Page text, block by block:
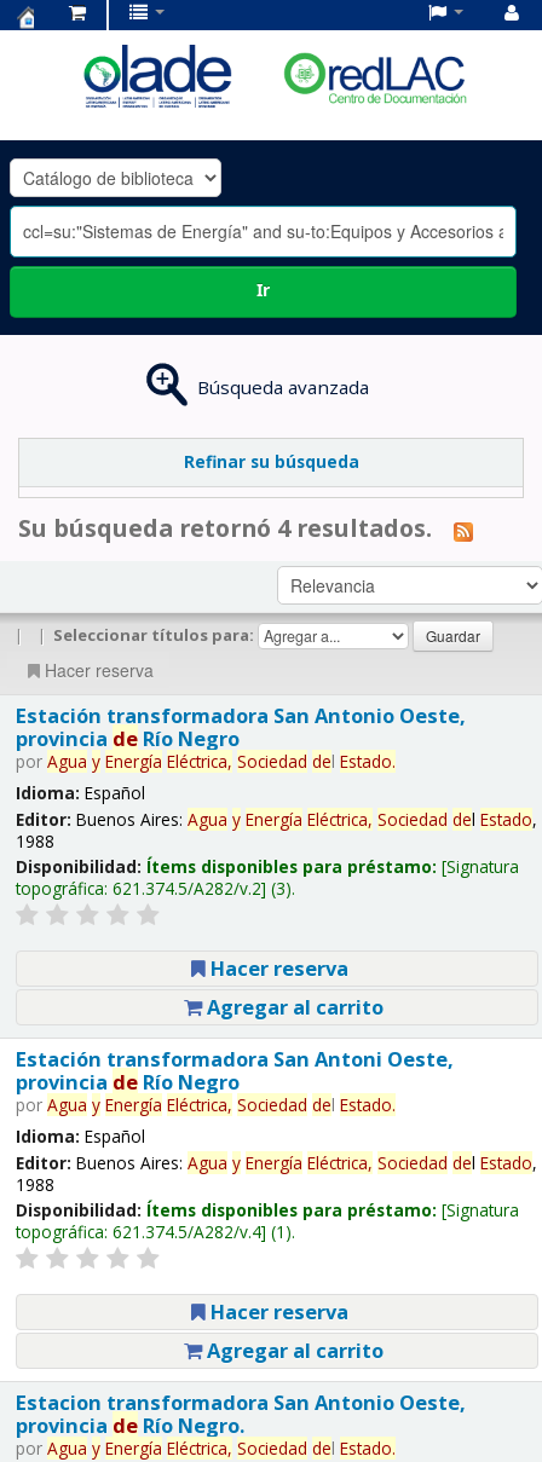
OLADE
-
Ir
Búsqueda avanzada
Refinar su búsqueda
Su búsqueda retornó 4 resultados.
| | Seleccionar títulos para:
Hacer reserva
Estación transformadora San Antonio Oeste,
provincia deRío Negro
por Agua y Energía Eléctrica, Sociedad del Estado.
Idioma: Español
Editor: Buenos Aires: Agua y Energía Eléctrica, Sociedad del Estado,
1988
Disponibilidad: Ítems disponibles para préstamo: Signatura
topográfica: 621.374.5/A282/v.2 (3).
Hacer reserva
Agregar al carrito
Estación transformadora San Antoni Oeste,
provincia deRío Negro
por Agua y Energía Eléctrica, Sociedad del Estado.
Idioma: Español
Editor: Buenos Aires: Agua y Energía Eléctrica, Sociedad del Estado,
1988
Disponibilidad: Ítems disponibles para préstamo: Signatura
topográfica: 621.374.5/A282/v.4 (1).
Hacer reserva
Agregar al carrito
Estacion transformadora San Antonio Oeste,
provincia deRío Negro.
por Agua y Energía Eléctrica, Sociedad del Estado.